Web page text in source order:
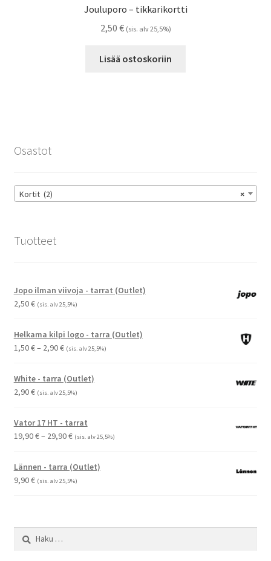
Jouluporo – tikkarikortti
2,50 € (sis. alv 25,5%)
Lisää ostoskoriin
Osastot
×
Kortit (2)
Tuotteet
Jopo ilman viivoja - tarrat (Outlet)
2,50€ (sis. alv 25,5%)
Helkama kilpi logo - tarra (Outlet)
1,50€– 2,90€Hintaluokka:
-
2,90 €
(sis. alv 25,5%)
White - tarra (Outlet)
2,90€ (sis. alv 25,5%)
Vator 17 HT - tarrat
19,90€– 29,90€Hintaluokka:
-
29,90 €
(sis. alv 25,5%)
Lännen - tarra (Outlet)
9,90€ (sis. alv 25,5%)
Haku: